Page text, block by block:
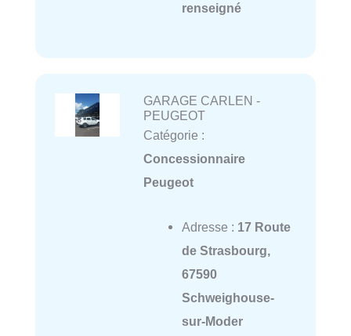
renseigné
GARAGE CARLEN -
PEUGEOT
Catégorie :
Concessionnaire
Peugeot
Adresse : 17 Route
de Strasbourg,
67590
Schweighouse-
sur-Moder